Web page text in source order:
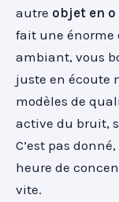
autre objet en o
fait une énorme
ambiant, vous
juste en écoute
modèles de
active du bruit,
C’est pas
heure de
vite.